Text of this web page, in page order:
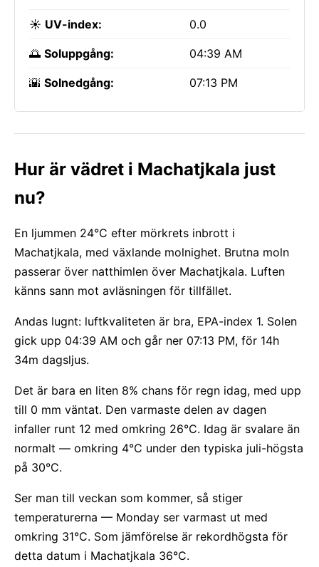
☀️ UV-index: 0.0
🌅 Soluppgång: 04:39 AM
🌇 Solnedgång: 07:13 PM
Hur är vädret i Machatjkala just
nu?
En ljummen 24°C efter mörkrets inbrott i
Machatjkala, med växlande molnighet. Brutna moln
passerar över natthimlen över Machatjkala. Luften
känns sann mot avläsningen för tillfället.
Andas lugnt: luftkvaliteten är bra, EPA-index 1. Solen
gick upp 04:39 AM och går ner 07:13 PM, för 14h
34m dagsljus.
Det är bara en liten 8% chans för regn idag, med upp
till 0 mm väntat. Den varmaste delen av dagen
infaller runt 12 med omkring 26°C. Idag är svalare än
normalt — omkring 4°C under den typiska juli-högsta
på 30°C.
Ser man till veckan som kommer, så stiger
temperaturerna — Monday ser varmast ut med
omkring 31°C. Som jämförelse är rekordhögsta för
detta datum i Machatjkala 36°C.